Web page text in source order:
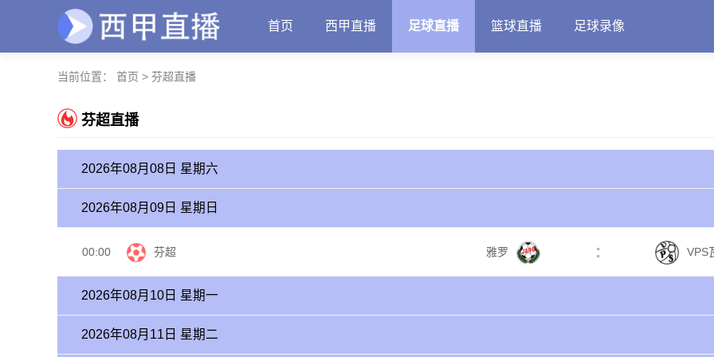
首页 西甲直播 足球直播 篮球直播 足球录像
当前位置： 首页 > 芬超直播
芬超直播
2026年08月08日 星期六
2026年08月09日 星期日
00:00 芬超 雅罗 : VPS
2026年08月10日 星期一
2026年08月11日 星期二